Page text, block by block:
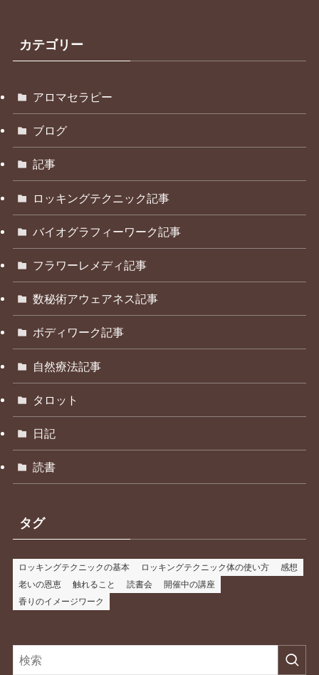
カテゴリー
アロマセラピー
ブログ
記事
ロッキングテクニック記事
バイオグラフィーワーク記事
フラワーレメディ記事
数秘術アウェアネス記事
ボディワーク記事
自然療法記事
タロット
日記
読書
タグ
ロッキングテクニックの基本 ロッキングテクニック体の使い方
感想
老いの恩恵
触れること 読書会
開催中の講座
香りのイメージワーク